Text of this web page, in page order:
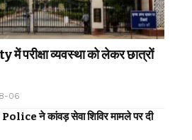
व्यवस्था को लेकर छात्रों
06
ने कांवड़ सेवा शिविर मामले पर दी